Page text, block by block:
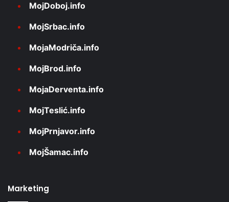
MojDoboj.info
MojSrbac.info
MojaModriča.info
MojBrod.info
MojaDerventa.info
MojTeslić.info
MojPrnjavor.info
MojŠamac.info
Marketing